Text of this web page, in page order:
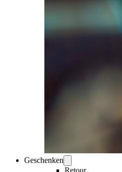
Geschenken
Retour